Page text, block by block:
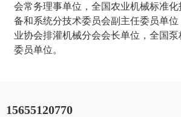
会常务理事单位，全国农业机械标准
备和系统分技术委员会副主任委员单
业协会排灌机械分会会长单位，全国
委员单位。
15655120770